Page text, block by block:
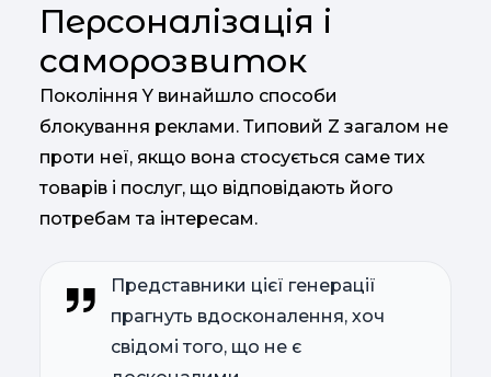
Персоналізація і
саморозвиток
Покоління Y винайшло способи
блокування реклами. Типовий Z загалом не
проти неї, якщо вона стосується саме тих
товарів і послуг, що відповідають його
потребам та інтересам.
Представники цієї генерації
прагнуть вдосконалення, хоч
свідомі того, що не є